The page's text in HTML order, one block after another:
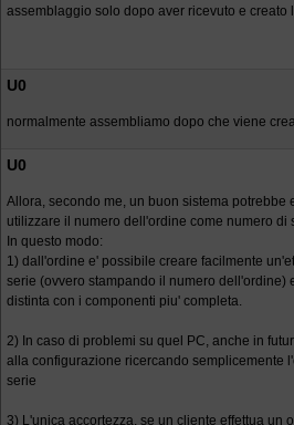
assemblaggio solo dopo aver ricevuto e creato
U0
normalmente assembliamo dopo che viene
U0
Allora, secondo me, un buon sistema potrebbe
utilizzare il numero dell'ordine come numero di
In questo modo:
1) dall'ordine e' possibile creare facilmente
serie (ovvero stampando il numero dell'ordine)
distinta con i componenti piu' completa.
2) In caso di problemi su quel PC, anche in
alla configurazione ricercando semplicemente
serie
3) L'unica accortezza, se un cliente effettua un